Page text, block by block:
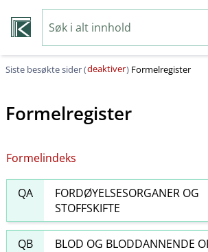
Siste besøkte sider (deaktiver) Formelregister
Formelregister
Formelindeks
QA
FORDØYELSESORGANER OG
STOFFSKIFTE
QB BLOD OG BLODDANNENDE